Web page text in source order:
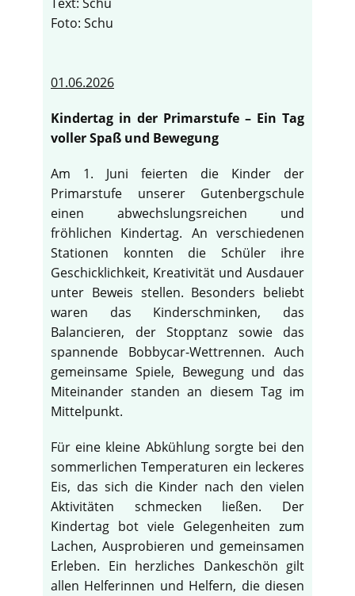
Text: Schu
Foto: Schu
01.06.2026
Kindertag in der Primarstufe – Ein Tag
voller Spaß und Bewegung
Am 1. Juni feierten die Kinder der
Primarstufe unserer Gutenbergschule
einen abwechslungsreichen und
fröhlichen Kindertag. An verschiedenen
Stationen konnten die Schüler ihre
Geschicklichkeit, Kreativität und Ausdauer
unter Beweis stellen. Besonders beliebt
waren das Kinderschminken, das
Balancieren, der Stopptanz sowie das
spannende Bobbycar-Wettrennen. Auch
gemeinsame Spiele, Bewegung und das
Miteinander standen an diesem Tag im
Mittelpunkt.
Für eine kleine Abkühlung sorgte bei den
sommerlichen Temperaturen ein leckeres
Eis, das sich die Kinder nach den vielen
Aktivitäten schmecken ließen. Der
Kindertag bot viele Gelegenheiten zum
Lachen, Ausprobieren und gemeinsamen
Erleben. Ein herzliches Dankeschön gilt
allen Helferinnen und Helfern, die diesen